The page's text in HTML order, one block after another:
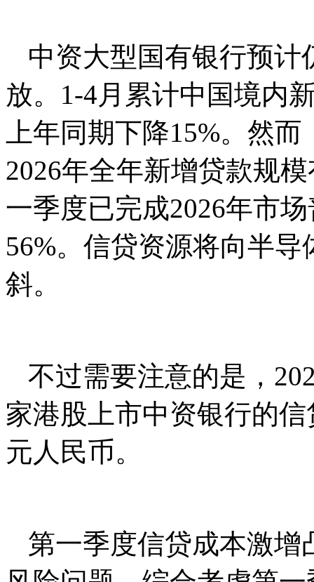
中资大型国有银⾏预计
放。1-4⽉累计中国境内
上年同期下降15%。然
2026年全年新增贷款规
⼀季度已完成2026年市
56%。信贷资源将向半
斜。
不过需要注意的是，
家港股上市中资银行的
元人民币。
第⼀季度信贷成本激增